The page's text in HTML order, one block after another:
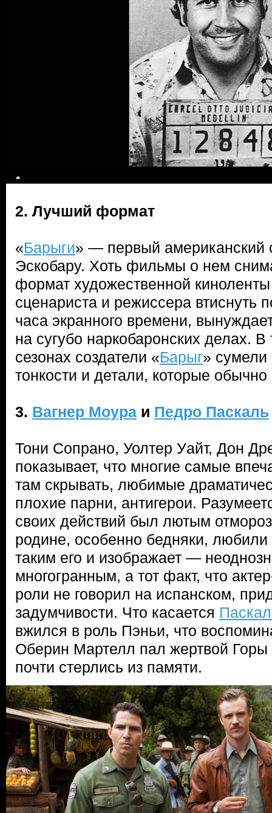
2. Лучший формат
«Барыги» — первый американский
Эскобару. Хоть фильмы о нем
формат художественной
сценариста и режиссера втиснуть
часа экранного времени,
на сугубо наркобаронских делах.
сезонах создатели «Барыг» сумели
тонкости и детали, которые
3. Вагнер Моура и Педро Паскаль
Тони Сопрано, Уолтер Уайт, Дон
показывает, что многие самые
там скрывать, любимые
плохие парни, антигерои.
своих действий был лютым
родине, особенно бедняки,
таким его и изображает —
многогранным, а тот факт, что
роли не говорил на испанском,
задумчивости. Что касается
вжился в роль Пэньи, что
Оберин Мартелл пал жертвой Горы
почти стерлись из памяти.